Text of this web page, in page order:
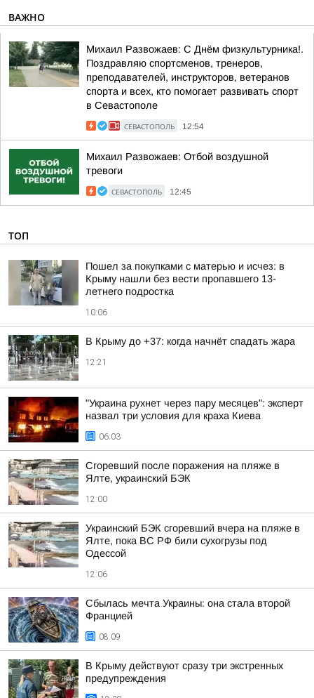
ВАЖНО
Михаил Развожаев: С Днём физкультурника!.
Поздравляю спортсменов, тренеров,
преподавателей, инструкторов, ветеранов
спорта и всех, кто помогает развивать спорт
в Севастополе
СЕВАСТОПОЛЬ 12:54
Михаил Развожаев: Отбой воздушной
тревоги
СЕВАСТОПОЛЬ 12:45
ТОП
Пошел за покупками с матерью и исчез: в
Крыму нашли без вести пропавшего 13-
летнего подростка
10:06
В Крыму до +37: когда начнёт спадать жара
12:21
"Украина рухнет через пару месяцев": эксперт
назвал три условия для краха Киева
06:03
Сгоревший после поражения на пляже в
Ялте, украинский БЭК
12:00
Украинский БЭК сгоревший вчера на пляже в
Ялте, пока ВС РФ били сухогрузы под
Одессой
12:06
Сбылась мечта Украины: она стала второй
Францией
08:09
В Крыму действуют сразу три экстренных
предупреждения